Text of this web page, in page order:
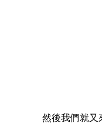
然後我們就又